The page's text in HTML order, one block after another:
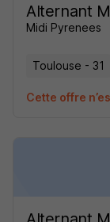
Alternant
Midi Pyrenees
Toulouse - 31
Cette offre